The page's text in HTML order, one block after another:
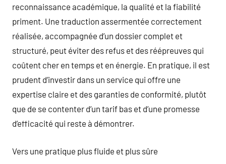
reconnaissance académique, la qualité et la fiabilité
priment. Une traduction assermentée correctement
réalisée, accompagnée d’un dossier complet et
structuré, peut éviter des refus et des réépreuves qui
coûtent cher en temps et en énergie. En pratique, il est
prudent d’investir dans un service qui offre une
expertise claire et des garanties de conformité, plutôt
que de se contenter d’un tarif bas et d’une promesse
d’efficacité qui reste à démontrer.
Vers une pratique plus fluide et plus sûre